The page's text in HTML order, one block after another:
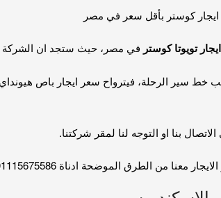
ايجار كوستر بأقل سعر في مصر
ايجار تويوتا كوستر في مصر، حيث ستجد ان الشركة
بنا او التوجه لنا لمقر شركتنا.
معنا من الطرق الموضحة ادناة 01115675586